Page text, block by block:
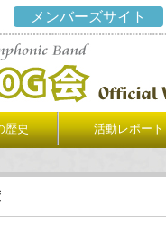
メンバーズサイト
歴史 活動レポート